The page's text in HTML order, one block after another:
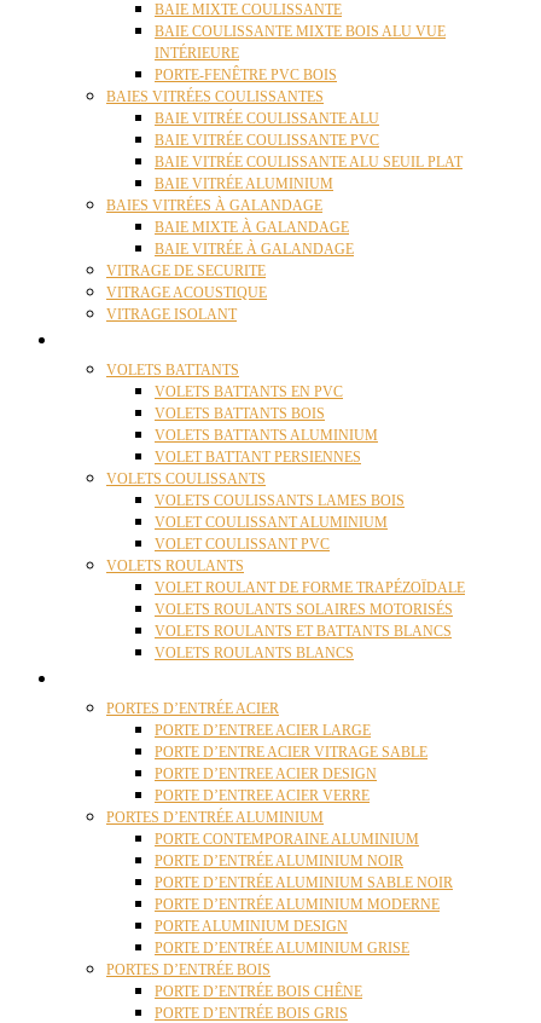
BAIE MIXTE COULISSANTE
BAIE COULISSANTE MIXTE BOIS ALU VUE
INTÉRIEURE
PORTE-FENÊTRE PVC BOIS
BAIES VITRÉES COULISSANTES
BAIE VITRÉE COULISSANTE ALU
BAIE VITRÉE COULISSANTE PVC
BAIE VITRÉE COULISSANTE ALU SEUIL PLAT
BAIE VITRÉE ALUMINIUM
BAIES VITRÉES À GALANDAGE
BAIE MIXTE À GALANDAGE
BAIE VITRÉE À GALANDAGE
VITRAGE DE SECURITE
VITRAGE ACOUSTIQUE
VITRAGE ISOLANT
VOLETS BATTANTS
VOLETS BATTANTS EN PVC
VOLETS BATTANTS BOIS
VOLETS BATTANTS ALUMINIUM
VOLET BATTANT PERSIENNES
VOLETS COULISSANTS
VOLETS COULISSANTS LAMES BOIS
VOLET COULISSANT ALUMINIUM
VOLET COULISSANT PVC
VOLETS ROULANTS
VOLET ROULANT DE FORME TRAPÉZOÏDALE
VOLETS ROULANTS SOLAIRES MOTORISÉS
VOLETS ROULANTS ET BATTANTS BLANCS
VOLETS ROULANTS BLANCS
PORTES D’ENTRÉE ACIER
PORTE D’ENTREE ACIER LARGE
PORTE D’ENTRE ACIER VITRAGE SABLE
PORTE D’ENTREE ACIER DESIGN
PORTE D’ENTREE ACIER VERRE
PORTES D’ENTRÉE ALUMINIUM
PORTE CONTEMPORAINE ALUMINIUM
PORTE D’ENTRÉE ALUMINIUM NOIR
PORTE D’ENTRÉE ALUMINIUM SABLE NOIR
PORTE D’ENTRÉE ALUMINIUM MODERNE
PORTE ALUMINIUM DESIGN
PORTE D’ENTRÉE ALUMINIUM GRISE
PORTES D’ENTRÉE BOIS
PORTE D’ENTRÉE BOIS CHÊNE
PORTE D’ENTRÉE BOIS GRIS